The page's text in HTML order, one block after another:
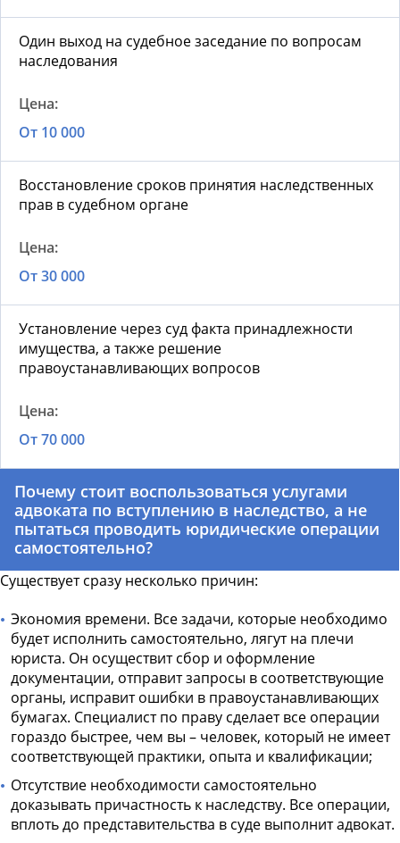
Один выход на судебное заседание по вопросам
наследования
От 10 000
Восстановление сроков принятия наследственных
прав в судебном органе
От 30 000
Установление через суд факта принадлежности
имущества, а также решение
правоустанавливающих вопросов
От 70 000
Почему стоит воспользоваться услугами
адвоката по вступлению в наследство, а не
пытаться проводить юридические операции
самостоятельно?
Существует сразу несколько причин:
Экономия времени. Все задачи, которые необходимо
будет исполнить самостоятельно, лягут на плечи
юриста. Он осуществит сбор и оформление
документации, отправит запросы в соответствующие
органы, исправит ошибки в правоустанавливающих
бумагах. Специалист по праву сделает все операции
гораздо быстрее, чем вы – человек, который не имеет
соответствующей практики, опыта и квалификации;
Отсутствие необходимости самостоятельно
доказывать причастность к наследству. Все операции,
вплоть до представительства в суде выполнит адвокат.